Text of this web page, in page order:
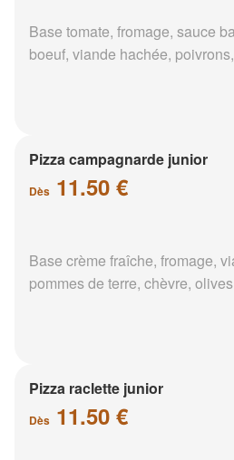
Base tomate, fromage, sauce
boeuf, viande hachée,
Pizza campagnarde junior
Dès 11.50 €
Base crème fraîche, fromage,
pommes de terre, chèvre, olives
Pizza raclette junior
Dès 11.50 €